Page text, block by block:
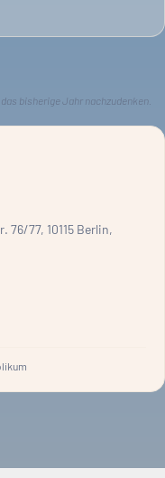
und als
bisherige Jahr nachzudenken.
76/77, 10115 Berlin,